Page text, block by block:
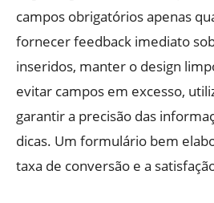
campos obrigatórios apenas
fornecer feedback imediato
inseridos, manter o design
evitar campos em excesso,
garantir a precisão das
dicas. Um formulário bem
taxa de conversão e a